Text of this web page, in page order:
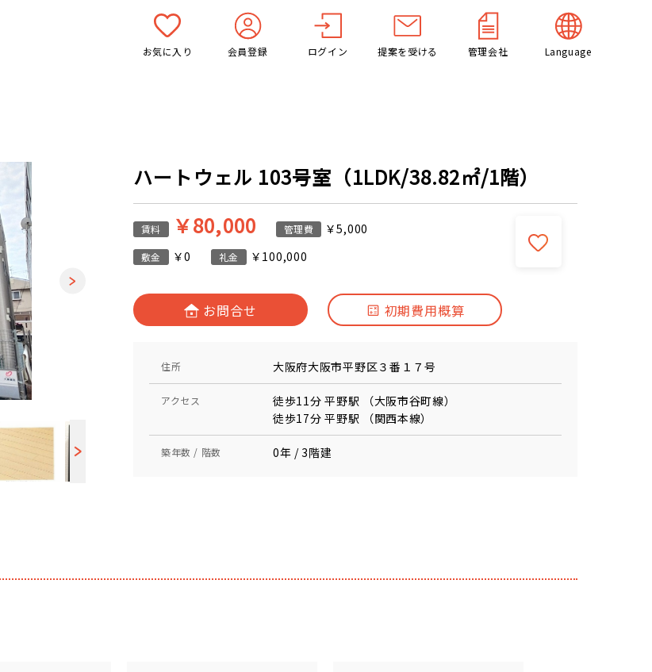
お気に入り 会員登録 ログイン 提案を受ける 管理会社 Language
ハートウェル 103号室（1LDK/38.82㎡/1階）
賃料 ￥80,000 管理費 ￥5,000
敷金 ￥0 礼金 ￥100,000
お問合せ 初期費用概算
住所 大阪府大阪市平野区３番１７号
アクセス
徒歩11分 平野駅 （大阪市谷町線）
徒歩17分 平野駅 （関西本線）
築年数 / 階数 0年 / 3階建